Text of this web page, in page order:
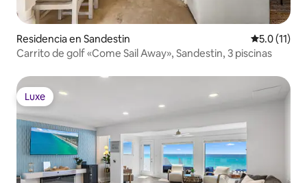
Residencia en Sandestin Calificación
5.0 (11)
Carrito de golf «Come Sail Away», Sandestin, 3 piscinas
Luxe
Luxe